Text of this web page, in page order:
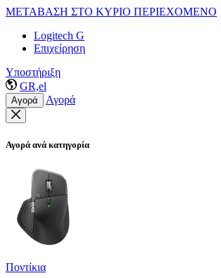
ΜΕΤΑΒΑΣΗ ΣΤΟ ΚΥΡΙΟ ΠΕΡΙΕΧΟΜΕΝΟ
Logitech G
Επιχείρηση
Υποστήριξη
GR,el
Αγορά Αγορά
Αγορά ανά κατηγορία
Ποντίκια